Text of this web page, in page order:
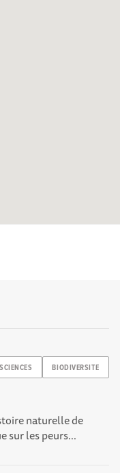
SCIENCES BIODIVERSITE
naturelle de
sur les peurs...